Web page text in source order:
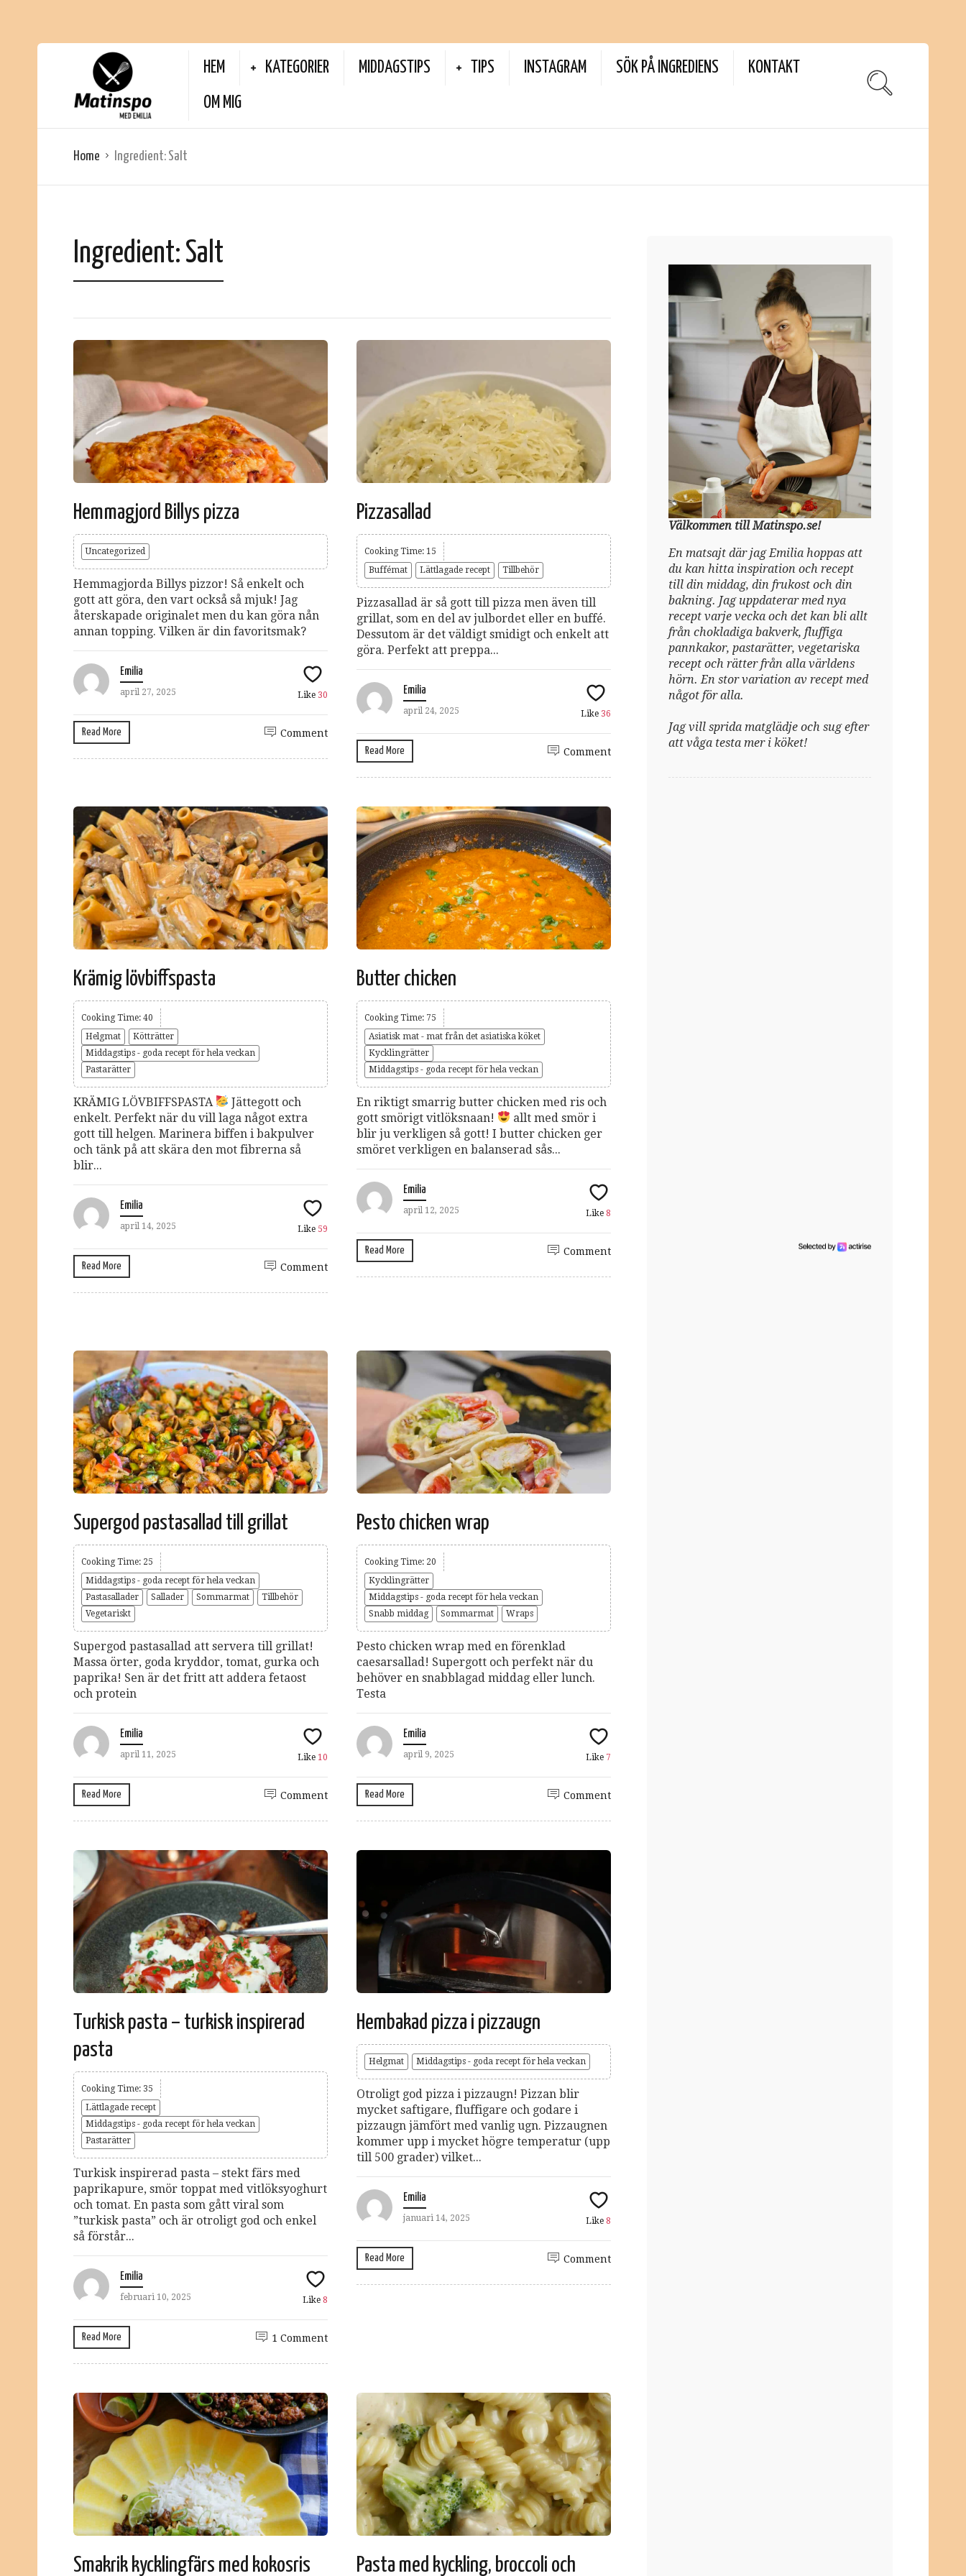
HEM KATEGORIER MIDDAGSTIPS TIPS INSTAGRAM SÖK PÅ INGREDIENS KONTAKT
OM MIG
Home Ingredient: Salt
Ingredient: Salt
Hemmagjord Billys pizza
Uncategorized
Hemmagjorda Billys pizzor! Så enkelt och
gott att göra, den vart också så mjuk! Jag
återskapade originalet men du kan göra nån
annan topping. Vilken är din favoritsmak?
Emilia
april 27, 2025 Like 30
Read More Comment
Pizzasallad
Cooking Time: 15
Buffémat
Lättlagade recept Tillbehör
Pizzasallad är så gott till pizza men även till
grillat, som en del av julbordet eller en buffé.
Dessutom är det väldigt smidigt och enkelt att
göra. Perfekt att preppa...
Emilia
april 24, 2025 Like 36
Read More Comment
Krämig lövbiffspasta
Cooking Time: 40
Helgmat
Kötträtter
Middagstips - goda recept för hela veckan
Pastarätter
KRÄMIG LÖVBIFFSPASTA
Jättegott och
enkelt. Perfekt när du vill laga något extra
gott till helgen. Marinera biffen i bakpulver
och tänk på att skära den mot fibrerna så
blir...
Emilia
april 14, 2025 Like 59
Read More Comment
Butter chicken
Cooking Time: 75
Asiatisk mat - mat från det asiatiska köket
Kycklingrätter
Middagstips - goda recept för hela veckan
En riktigt smarrig butter chicken med ris och
gott smörigt vitlöksnaan!
allt med smör i
blir ju verkligen så gott! I butter chicken ger
smöret verkligen en balanserad sås...
Emilia
april 12, 2025 Like 8
Read More Comment
Supergod pastasallad till grillat
Cooking Time: 25
Middagstips - goda recept för hela veckan
Pastasallader
Sallader Sommarmat
Tillbehör
Vegetariskt
Supergod pastasallad att servera till grillat!
Massa örter, goda kryddor, tomat, gurka och
paprika! Sen är det fritt att addera fetaost
och protein
Emilia
april 11, 2025 Like 10
Read More Comment
Pesto chicken wrap
Cooking Time: 20
Kycklingrätter
Middagstips - goda recept för hela veckan
Snabb middag
Sommarmat Wraps
Pesto chicken wrap med en förenklad
caesarsallad! Supergott och perfekt när du
behöver en snabblagad middag eller lunch.
Testa
Emilia
april 9, 2025 Like 7
Read More Comment
Turkisk pasta – turkisk inspirerad
pasta
Cooking Time: 35
Lättlagade recept
Middagstips - goda recept för hela veckan
Pastarätter
Turkisk inspirerad pasta – stekt färs med
paprikapure, smör toppat med vitlöksyoghurt
och tomat. En pasta som gått viral som
”turkisk pasta” och är otroligt god och enkel
så förstår...
Emilia
februari 10, 2025 Like 8
Read More 1 Comment
Hembakad pizza i pizzaugn
Helgmat Middagstips - goda recept för hela veckan
Otroligt god pizza i pizzaugn! Pizzan blir
mycket saftigare, fluffigare och godare i
pizzaugn jämfört med vanlig ugn. Pizzaugnen
kommer upp i mycket högre temperatur (upp
till 500 grader) vilket...
Emilia
januari 14, 2025 Like 8
Read More Comment
Smakrik kycklingfärs med kokosris Pasta med kyckling, broccoli och
Välkommen till Matinspo.se!
En matsajt där jag Emilia hoppas att
du kan hitta inspiration och recept
till din middag, din frukost och din
bakning. Jag uppdaterar med nya
recept varje vecka och det kan bli allt
från chokladiga bakverk, fluffiga
pannkakor, pastarätter, vegetariska
recept och rätter från alla världens
hörn. En stor variation av recept med
något för alla.
Jag vill sprida matglädje och sug efter
att våga testa mer i köket!